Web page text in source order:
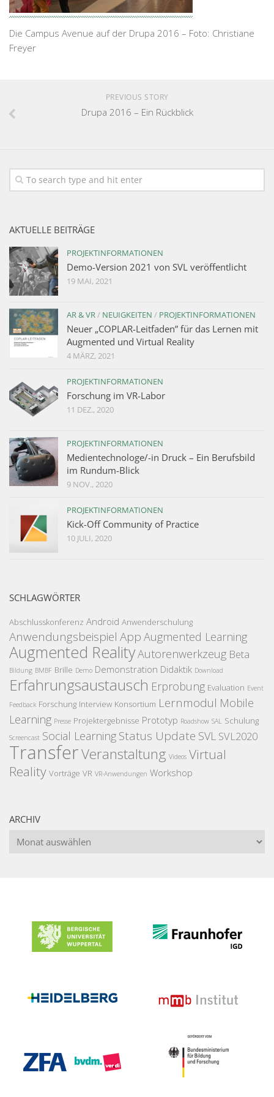
Die Campus Avenue auf der Drupa 2016 – Foto: Christiane
Freyer
PREVIOUS STORY
Drupa 2016 – Ein Rückblick
AKTUELLE BEITRÄGE
PROJEKTINFORMATIONEN
Demo-Version 2021 von SVL veröffentlicht
19 MAI, 2021
AR & VR/ NEUIGKEITEN / PROJEKTINFORMATIONEN
Neuer „COPLAR-Leitfaden” für das Lernen mit
Augmented und Virtual Reality
4 MÄRZ, 2021
PROJEKTINFORMATIONEN
Forschung im VR-Labor
11 DEZ., 2020
PROJEKTINFORMATIONEN
Medientechnologe/-in Druck – Ein Berufsbild
im Rundum-Blick
9 NOV., 2020
PROJEKTINFORMATIONEN
Kick-Off Community of Practice
10 JULI, 2020
SCHLAGWÖRTER
Abschlusskonferenz Android Anwenderschulung
Anwendungsbeispiel App Augmented Learning
Augmented RealityAutorenwerkzeug Beta
Bildung BMBF Brille Demo Demonstration Didaktik Download
Erfahrungsaustausch Erprobung Evaluation Event
Feedback Forschung Interview Konsortium Lernmodul Mobile
Learning Presse Projektergebnisse Prototyp Roadshow SAL Schulung
Screencast Social Learning Status Update SVL SVL2020
TransferVeranstaltung Videos Virtual
Reality Vorträge VR VR-Anwendungen Workshop
ARCHIV
Archiv